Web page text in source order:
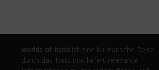
worlds of food ist eine kulinarische Reise
durch das Netz und liefert relevante